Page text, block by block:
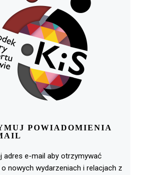
POWIADOMIENIA
adres e-mail aby otrzymywać
nowych wydarzeniach i relacjach z